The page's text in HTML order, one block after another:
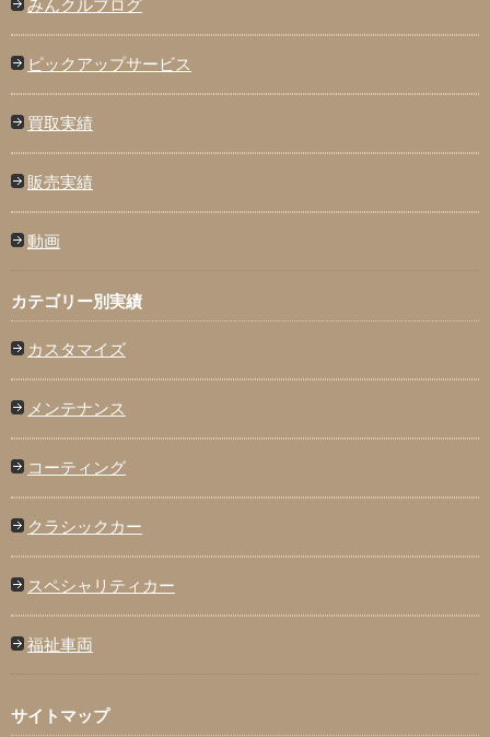
みんクルブログ
ピックアップサービス
買取実績
販売実績
動画
カテゴリー別実績
カスタマイズ
メンテナンス
コーティング
クラシックカー
スペシャリティカー
福祉車両
サイトマップ